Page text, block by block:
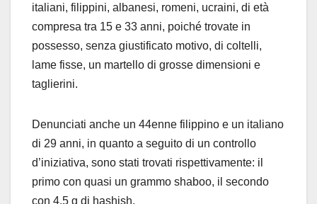
italiani, filippini, albanesi, romeni, ucraini, di età
compresa tra 15 e 33 anni, poiché trovate in
possesso, senza giustificato motivo, di coltelli,
lame fisse, un martello di grosse dimensioni e
taglierini.
Denunciati anche un 44enne filippino e un italiano
di 29 anni, in quanto a seguito di un controllo
d’iniziativa, sono stati trovati rispettivamente: il
primo con quasi un grammo shaboo, il secondo
con 4,5 g di hashish.